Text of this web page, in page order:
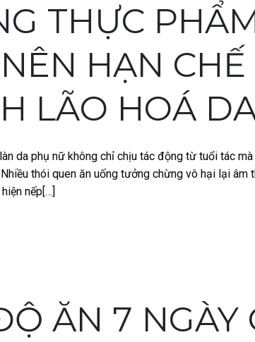
THỰC
HẠN
LÃO HOÁ
da phụ nữ không chỉ chịu tác động từ tuổi tác
thói quen ăn uống tưởng chừng vô hại lại âm
nếp[…]
ĂN 7 NGÀY